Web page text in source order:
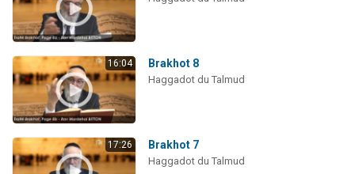
16:04 Brakhot 8
Haggadot du Talmud
17:26 Brakhot 7
Haggadot du Talmud